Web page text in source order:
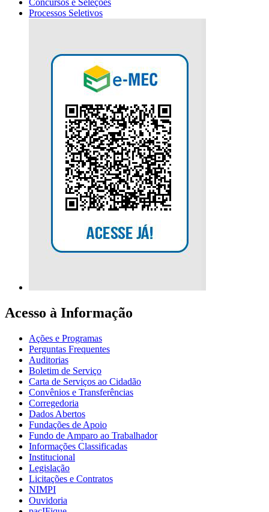
Concursos e Seleções
Processos Seletivos
Acesso à Informação
Ações e Programas
Perguntas Frequentes
Auditorias
Boletim de Serviço
Carta de Serviços ao Cidadão
Convênios e Transferências
Corregedoria
Dados Abertos
Fundações de Apoio
Fundo de Amparo ao Trabalhador
Informações Classificadas
Institucional
Legislação
Licitações e Contratos
NIMPI
Ouvidoria